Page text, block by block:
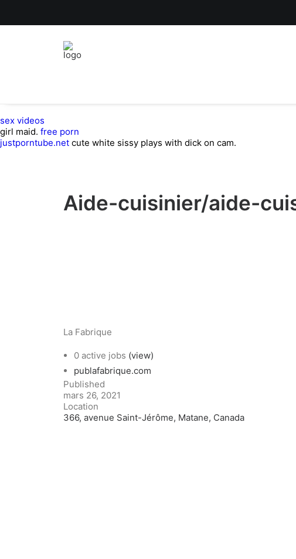
sex videos
girl maid. free porn
justporntube.net cute white sissy plays with dick on cam.
Aide-cuisinier/aide-
La Fabrique
0 active jobs (view)
publafabrique.com
Published
mars 26, 2021
Location
366, avenue Saint-Jérôme, Matane, Canada